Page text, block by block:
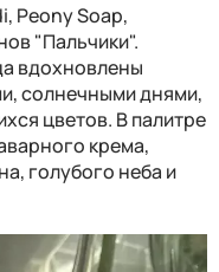
Peony Soap,
"Пальчики".
вдохновлены
солнечными днями,
цветов. В палитре
крема,
голубого неба и